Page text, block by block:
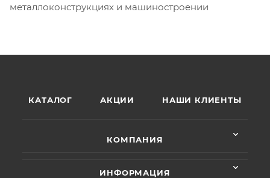
металлоконструкциях и машиностроении
КАТАЛОГ АКЦИИ НАШИ КЛИЕНТЫ
КОМПАНИЯ
ИНФОРМАЦИЯ